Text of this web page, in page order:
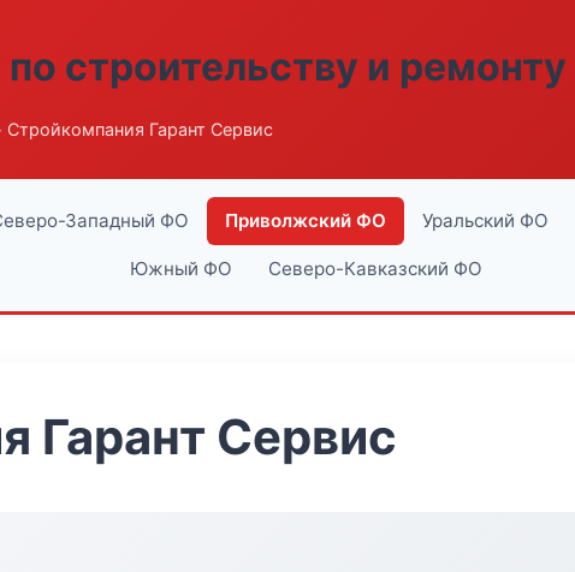
строительству и ремонту
Стройкомпания Гарант Сервис
Западный ФО Приволжский ФО Уральский ФО
Южный ФО Северо-Кавказский ФО
Гарант Сервис